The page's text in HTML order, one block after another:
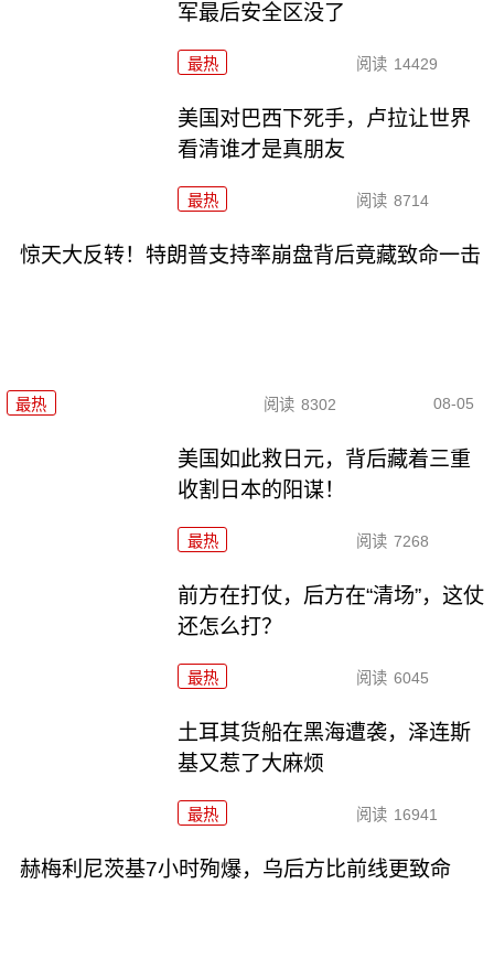
军最后安全区没了
最热 阅读 14429
美国对巴西下死手，卢拉让世界
看清谁才是真朋友
最热 阅读 8714
惊天大反转！特朗普支持率崩盘背后竟藏致命一击
最热 阅读 8302 08-05
美国如此救日元，背后藏着三重
收割日本的阳谋！
最热 阅读 7268
前方在打仗，后方在“清场”，这仗
还怎么打？
最热 阅读 6045
土耳其货船在黑海遭袭，泽连斯
基又惹了大麻烦
最热 阅读 16941
赫梅利尼茨基7小时殉爆，乌后方比前线更致命